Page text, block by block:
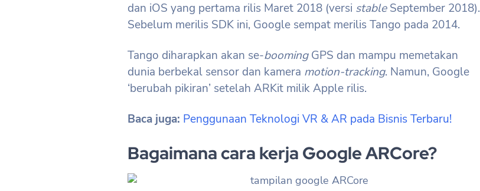
dan iOS yang pertama rilis Maret 2018 (versi stableSeptember 2018).
Sebelum merilis SDK ini, Google sempat merilis Tango pada 2014.
Tango diharapkan akan se-boomingGPS dan mampu memetakan
dunia berbekal sensor dan kamera motion-tracking. Namun, Google
‘berubah pikiran’ setelah ARKit milik Apple rilis.
Baca juga: Penggunaan Teknologi VR & AR pada Bisnis Terbaru!
Bagaimana cara kerja Google ARCore?